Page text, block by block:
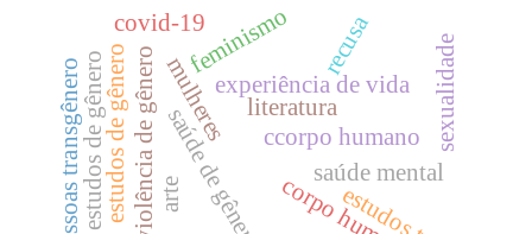
saúde mental
saúde de gênero
violência de gênero ccorpo humano
estudos de gênero sexualidade
literatura
experiência de vida
mulheres
estudos de gênero
feminismo
arte
recusa
pessoas transgênero
covid-19